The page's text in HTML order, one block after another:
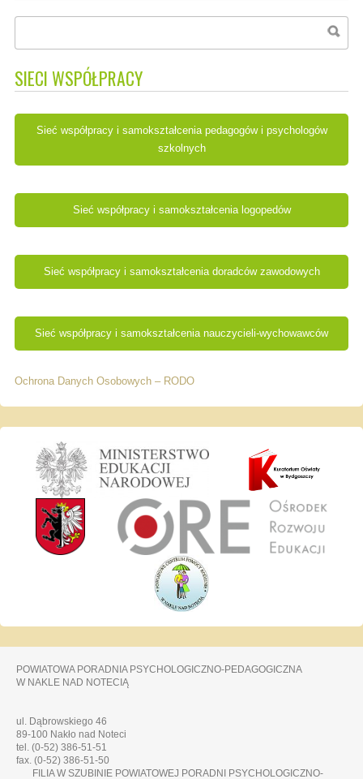
SIECI WSPÓŁPRACY
Sieć współpracy i samokształcenia pedagogów i psychologów
szkolnych
Sieć współpracy i samokształcenia logopedów
Sieć współpracy i samokształcenia doradców zawodowych
Sieć współpracy i samokształcenia nauczycieli-wychowawców
Ochrona Danych Osobowych – RODO
POWIATOWA PORADNIA PSYCHOLOGICZNO-PEDAGOGICZNA
W NAKLE NAD NOTECIĄ
ul. Dąbrowskiego 46
89-100 Nakło nad Noteci
tel. (0-52) 386-51-51
fax. (0-52) 386-51-50
FILIA W SZUBINIE POWIATOWEJ PORADNI PSYCHOLOGICZNO-